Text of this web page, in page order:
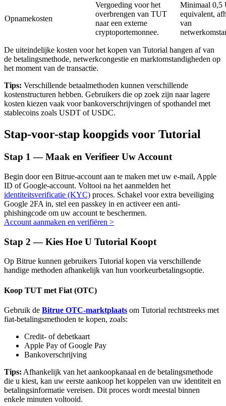
Auto Invest
Grijp langetermijnwinst en flexibele belangen
Leer staken
Meer informatie over het verdienen van passief inkomen
Bitrue
AI
Opnamekosten
Vergoeding voor het
overbrengen van TUT
naar een externe
cryptoportemonnee.
Minimaal 0,5
equivalent,
van
De uiteindelijke kosten voor het kopen van Tutorial hangen af van
de betalingsmethode, netwerkcongestie en marktomstandigheden op
het moment van de transactie.
Tips: Verschillende betaalmethoden kunnen verschillende
kostenstructuren hebben. Gebruikers die op zoek zijn naar lagere
kosten kiezen vaak voor bankoverschrijvingen of spothandel met
stablecoins zoals USDT of USDC.
Stap-voor-stap koopgids voor Tutorial
Stap 1 —Maak en Verifieer Uw Account
Begin door een Bitrue-account aan te maken met uw e-mail, Apple
ID of Google-account. Voltooi na het aanmelden het
identiteitsverificatie (KYC) proces. Schakel voor extra beveiliging
Google 2FA in, stel een passkey in en activeer een anti-
phishingcode om uw account te beschermen.
Account aanmaken en verifiëren >
Stap 2 — Kies Hoe U Tutorial Koopt
Op Bitrue kunnen gebruikers Tutorial kopen via verschillende
handige methoden afhankelijk van hun voorkeurbetalingsoptie.
Koop TUT met Fiat (OTC)
Gebruik de Bitrue OTC-marktplaats om Tutorial rechtstreeks met
fiat-betalingsmethoden te kopen, zoals:
Credit- of debetkaart
Apple Pay of Google Pay
Bankoverschrijving
Tips: Afhankelijk van het aankoopkanaal en de betalingsmethode
die u kiest, kan uw eerste aankoop het koppelen van uw identiteit en
betalingsinformatie vereisen. Dit proces wordt meestal binnen
enkele minuten voltooid.